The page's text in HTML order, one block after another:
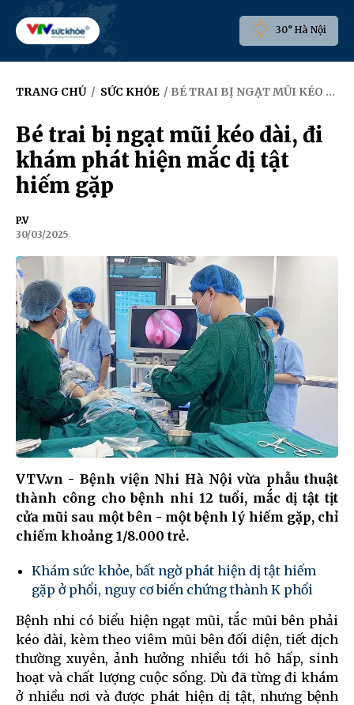
30° Hà Nội
TRANG CHỦ / SỨC KHỎE / BÉ TRAI BỊ NGẠT MŨI KÉO DÀI, ĐI KHÁM PHÁT HIỆN MẮC DỊ TẬT HIẾM GẶP
Bé trai bị ngạt mũi kéo dài, đi
khám phát hiện mắc dị tật
hiếm gặp
P.V
30/03/2025
VTV.vn - Bệnh viện Nhi Hà Nội vừa phẫu thuật
thành công cho bệnh nhi 12 tuổi, mắc dị tật tịt
cửa mũi sau một bên - một bệnh lý hiếm gặp, chỉ
chiếm khoảng 1/8.000 trẻ.
Khám sức khỏe, bất ngờ phát hiện dị tật hiếm
gặp ở phổi, nguy cơ biến chứng thành K phổi
Bệnh nhi có biểu hiện ngạt mũi, tắc mũi bên phải
kéo dài, kèm theo viêm mũi bên đối diện, tiết dịch
thường xuyên, ảnh hưởng nhiều tới hô hấp, sinh
hoạt và chất lượng cuộc sống. Dù đã từng đi khám
ở nhiều nơi và được phát hiện dị tật, nhưng bệnh